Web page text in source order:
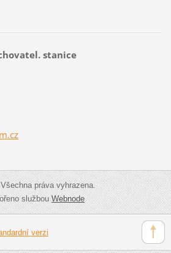
stanice
práva vyhrazena.
službouWebnode
verzi